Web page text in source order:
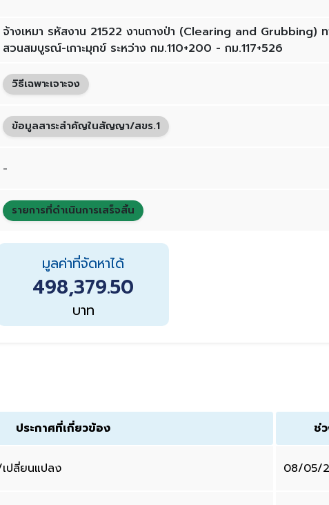
จ้างเหมา รหัสงาน 21522 งานถางป่า (Clearing and Grubbing)
สวนสมบูรณ์-เกาะมุกข์ ระหว่าง กม.110+200 - กม.117+526
วิธีเฉพาะเจาะจง
ข้อมูลสาระสำคัญในสัญญา/สขร.1
-
รายการที่ดำเนินการเสร็จสิ้น
มูลค่าที่จัดหาได้
498,379.50
บาท
ประกาศที่เกี่ยวข้อง ช่
เปลี่ยนแปลง 08/05/